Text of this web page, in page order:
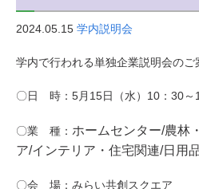
2024.05.15 学内説明会
学内で行われる単独企業説明会のご
〇日 時：5月15日（水） 10 ：30～
〇業 種： ホームセンター/農林
ア/インテリア・住宅関連/日用
〇会 場：みらい共創スクエア